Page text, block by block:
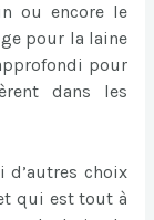
ou encore le
pour la laine
pour
dans les
choix
qui est tout à